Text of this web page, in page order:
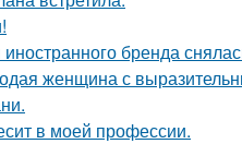
бренда
женщина с
в моей профессии.